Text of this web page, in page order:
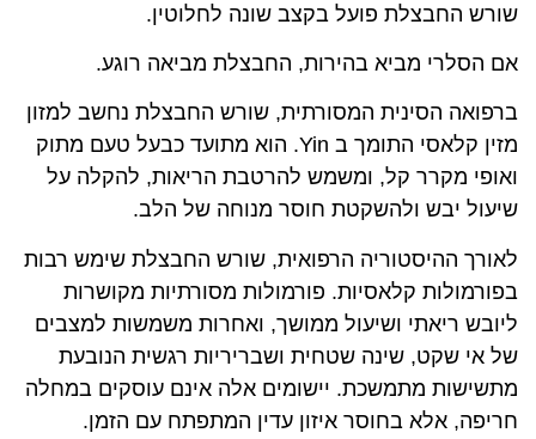
שורש החבצלת פועל בקצב שונה לחלוטין.
אם הסלרי מביא בהירות, החבצלת מביאה רוגע.
ברפואה הסינית המסורתית, שורש החבצלת נחשב למזון
מזין קלאסי התומך ב Yin. הוא מתועד כבעל טעם מתוק
ואופי מקרר קל, ומשמש להרטבת הריאות, להקלה על
שיעול יבש ולהשקטת חוסר מנוחה של הלב.
לאורך ההיסטוריה הרפואית, שורש החבצלת שימש רבות
בפורמולות קלאסיות. פורמולות מסורתיות מקושרות
ליובש ריאתי ושיעול ממושך, ואחרות משמשות למצבים
של אי שקט, שינה שטחית ושבריריות רגשית הנובעת
מתשישות מתמשכת. יישומים אלה אינם עוסקים במחלה
חריפה, אלא בחוסר איזון עדין המתפתח עם הזמן.